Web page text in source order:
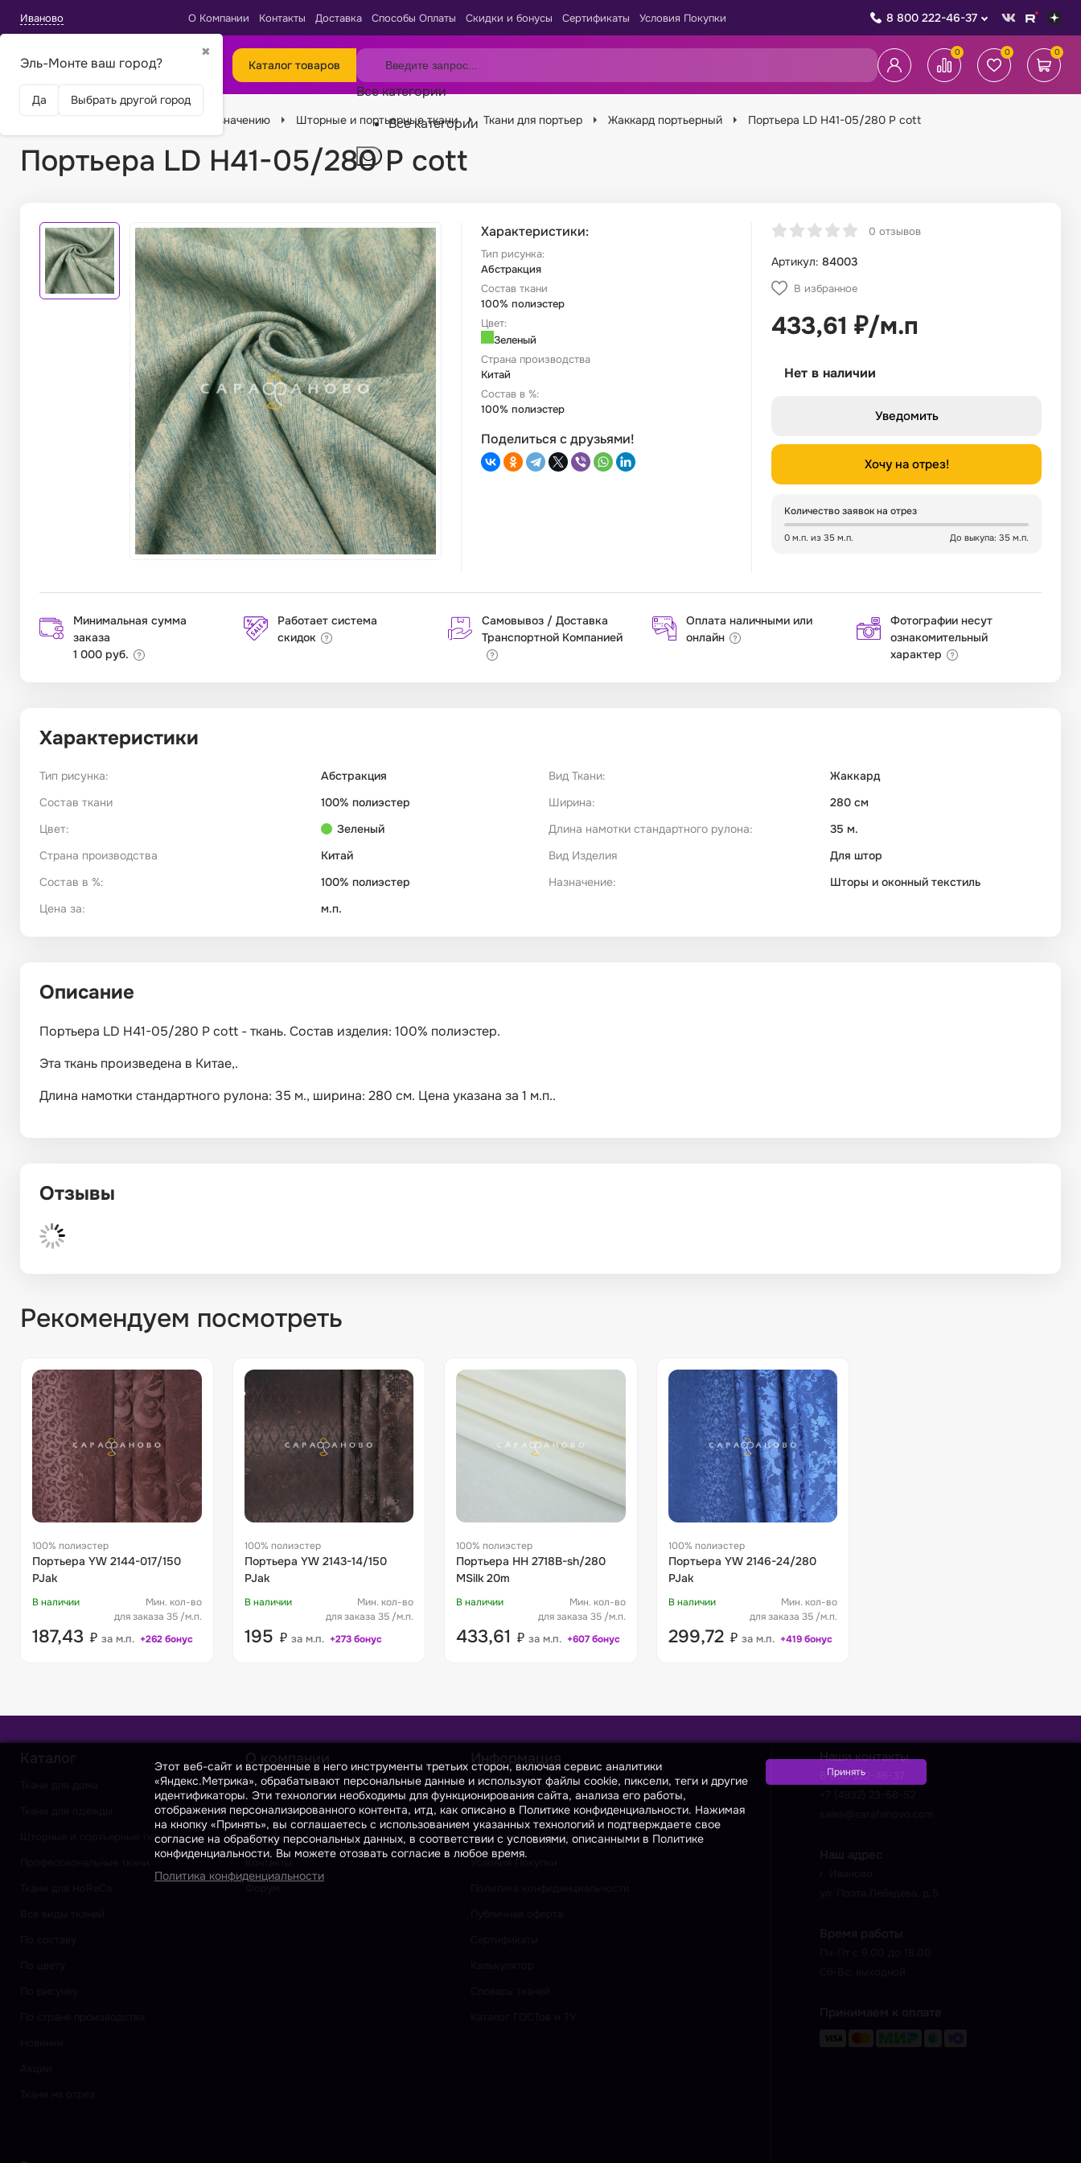
Иваново
✖
Эль-Монте ваш город?
Да Выбрать другой город
О Компании Контакты Доставка Способы Оплаты Скидки и бонусы Сертификаты Условия Покупки 8 800 222-46-37
Каталог товаров
Все категории
Все категории
0 0 0
Подбор по назначению Шторные и портьерные ткани Ткани для портьер Жаккард портьерный Портьера LD H41-05/280 P cott
Портьера LD H41-05/280 P cott
Характеристики:
Тип рисунка:
Абстракция
Состав ткани
100% полиэстер
Цвет:
Зеленый
Страна производства
Китай
Состав в %:
100% полиэстер
Поделиться с друзьями!
0 отзывов
Артикул: 84003
В избранное
433,61 ₽/м.п
Нет в наличии
Уведомить
Хочу на отрез!
Количество заявок на отрез
0 м.п. из 35 м.п. До выкупа: 35 м.п.
Минимальная сумма
заказа
1 000 руб.
Работает система
скидок
Самовывоз / Доставка
Транспортной Компанией
Оплата наличными или
онлайн
Фотографии несут
ознакомительный
характер
Характеристики
Тип рисунка:
Абстракция
Состав ткани
100% полиэстер
Цвет:
Зеленый
Страна производства
Китай
Состав в %:
100% полиэстер
Цена за:
м.п.
Вид Ткани:
Жаккард
Ширина:
280 см
Длина намотки стандартного рулона:
35 м.
Вид Изделия
Для штор
Назначение:
Шторы и оконный текстиль
Описание
Портьера LD H41-05/280 P cott - ткань. Состав изделия: 100% полиэстер.
Эта ткань произведена в Китае,.
Длина намотки стандартного рулона: 35 м., ширина: 280 см. Цена указана за 1 м.п..
Отзывы
Рекомендуем посмотреть
100% полиэстер
Портьера YW 2144-017/150
PJak
В наличии
Мин. кол-во
для заказа 35 /м.п.
187,43 ₽ за м.п. +262 бонус
100% полиэстер
Портьера YW 2143-14/150
PJak
В наличии
Мин. кол-во
для заказа 35 /м.п.
195 ₽ за м.п. +273 бонус
100% полиэстер
Портьера HH 2718B-sh/280
MSilk 20m
В наличии
Мин. кол-во
для заказа 35 /м.п.
433,61 ₽ за м.п. +607 бонус
100% полиэстер
Портьера YW 2146-24/280
PJak
В наличии
Мин. кол-во
для заказа 35 /м.п.
299,72 ₽ за м.п. +419 бонус
Каталог
Шторные и портьерные ткани
О компании
О нас
Блог
Отзывы
Информация
Условия Доставки
Способы Оплаты
Как получить Скидку
Условия Покупки
Наши контакты
8 800 222-46-37
Наш адрес
Время работы
Принимаем к оплате
Этот веб-сайт и встроенные в него инструменты третьих сторон, включая сервис аналитики
«Яндекс.Метрика», обрабатывают персональные данные и используют файлы cookie, пиксели, теги и другие
идентификаторы. Эти технологии необходимы для функционирования сайта, анализа его работы,
отображения персонализированного контента, итд, как описано в Политике конфиденциальности. Нажимая
на кнопку «Принять», вы соглашаетесь с использованием указанных технологий и подтверждаете свое
согласие на обработку персональных данных, в соответствии с условиями, описанными в Политике
конфиденциальности. Вы можете отозвать согласие в любое время.
Политика конфиденциальности